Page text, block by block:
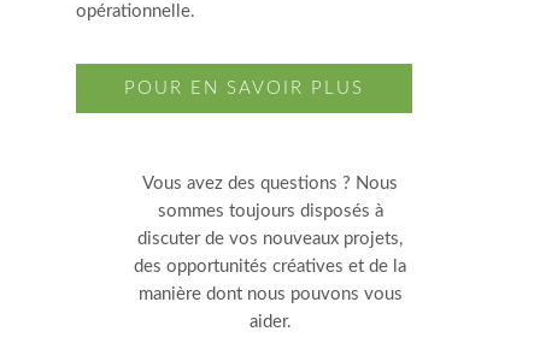
opérationnelle.
POUR EN SAVOIR PLUS
Vous avez des questions ? Nous
sommes toujours disposés à
discuter de vos nouveaux projets,
des opportunités créatives et de la
manière dont nous pouvons vous
aider.